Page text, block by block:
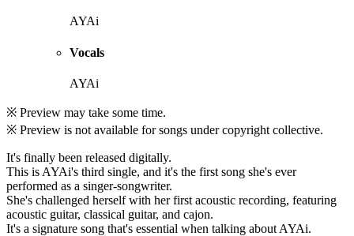
AYAi
Vocals
AYAi
※ Preview may take some time.
※ Preview is not available for songs under copyright collective.
It's finally been released digitally.
This is AYAi's third single, and it's the first song she's ever
performed as a singer-songwriter.
She's challenged herself with her first acoustic recording, featuring
acoustic guitar, classical guitar, and cajon.
It's a signature song that's essential when talking about AYAi.